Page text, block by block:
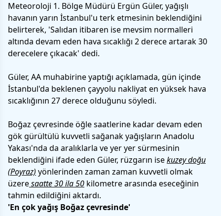
Meteoroloji 1. Bölge Müdürü Ergün Güler, yağışlı
havanın yarın İstanbul'u terk etmesinin beklendiğini
belirterek, 'Salıdan itibaren ise mevsim normalleri
altında devam eden hava sıcaklığı 2 derece artarak 30
derecelere çıkacak' dedi.
Güler, AA muhabirine yaptığı açıklamada, gün içinde
İstanbul'da beklenen çayyolu nakliyaten yüksek hava
sıcaklığının 27 derece olduğunu söyledi.
Boğaz çevresinde öğle saatlerine kadar devam eden
gök gürültülü kuvvetli sağanak yağışların Anadolu
Yakası'nda da aralıklarla ve yer yer sürmesinin
beklendiğini ifade eden Güler, rüzgarın isekuzey doğu
(Poyraz) yönlerinden zaman zaman kuvvetli olmak
üzeresaatte 30 ila 50 kilometre arasında eseceğinin
tahmin edildiğini aktardı.
'En çok yağış Boğaz çevresinde'